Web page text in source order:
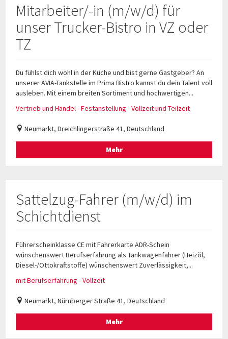
Mitarbeiter/-in (m/w/d) für
unser Trucker-Bistro in VZ oder
TZ
Du fühlst dich wohl in der Küche und bist gerne Gastgeber? An
unserer AVIA-Tankstelle im Prima Bistro kannst du dein Talent voll
ausleben. Mit einem breiten Sortiment und hochwertigen...
Vertrieb und Handel - Festanstellung - Vollzeit und Teilzeit
Neumarkt, Dreichlingerstraße 41, Deutschland
Mehr
Sattelzug-Fahrer (m/w/d) im
Schichtdienst
Führerscheinklasse CE mit Fahrerkarte ADR-Schein
wünschenswert Berufserfahrung als Tankwagenfahrer (Heizöl,
Diesel-/Ottokraftstoffe) wünschenswert Zuverlässigkeit,...
mit Berufserfahrung - Vollzeit
Neumarkt, Nürnberger Straße 41, Deutschland
Mehr